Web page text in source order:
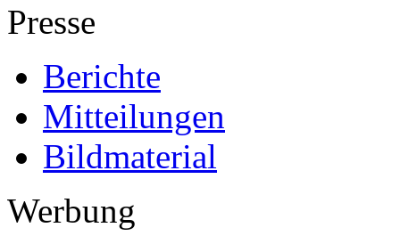
Presse
Berichte
Mitteilungen
Bildmaterial
Werbung